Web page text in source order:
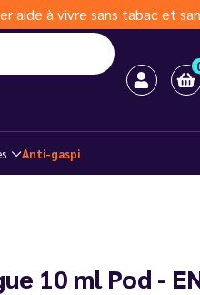
aide à vivre sans tabac et
Anti-gaspi
10 ml Pod -